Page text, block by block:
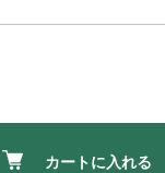
カートに入れる